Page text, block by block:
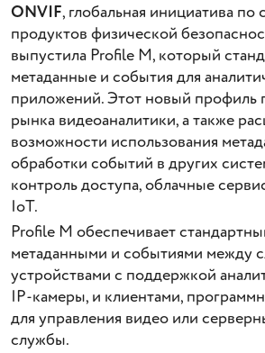
ONVIF, глобальная инициатива по
продуктов физической
выпустила Profile M, который
метаданные и события для
приложений. Этот новый профиль
рынка видеоаналитики, а также
возможности использования
обработки событий в других
контроль доступа, облачные
IoT.
Profile M обеспечивает
метаданными и событиями между
устройствами с поддержкой
IP-камеры, и клиентами,
для управления видео или
службы.